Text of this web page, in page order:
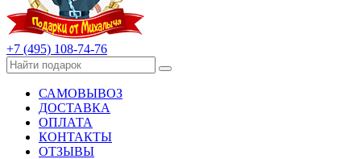
+7 (495) 108-74-76
САМОВЫВОЗ
ДОСТАВКА
ОПЛАТА
КОНТАКТЫ
ОТЗЫВЫ